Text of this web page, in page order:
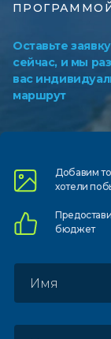
Оставьте
сейчас, и мы
вас
маршрут
Добавим
хотели
бюджет